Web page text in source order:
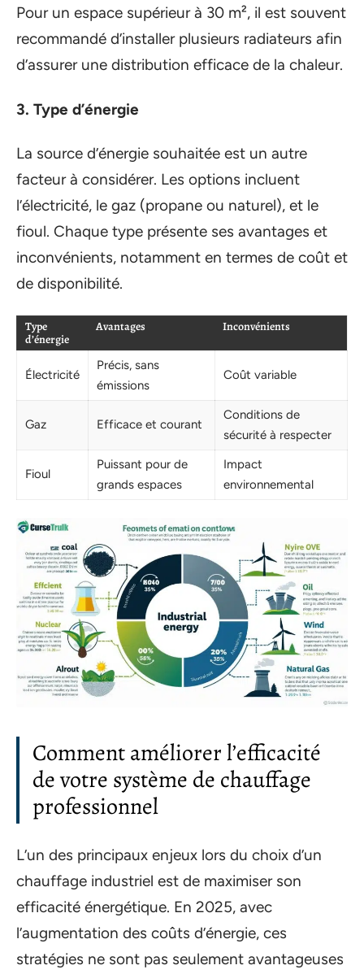
Pour un espace supérieur à 30 m², il est souvent
recommandé d’installer plusieurs radiateurs afin
d’assurer une distribution efficace de la chaleur.
3. Type d’énergie
La source d’énergie souhaitée est un autre
facteur à considérer. Les options incluent
l’électricité, le gaz (propane ou naturel), et le
fioul. Chaque type présente ses avantages et
inconvénients, notamment en termes de coût et
de disponibilité.
Type
d’énergie
Avantages Inconvénients
Électricité
Précis, sans
émissions
Coût variable
Gaz Efficace et courant
Conditions de
sécurité à respecter
Fioul
Puissant pour de
grands espaces
Impact
environnemental
Comment améliorer l’efficacité
de votre système de chauffage
professionnel
L’un des principaux enjeux lors du choix d’un
chauffage industriel est de maximiser son
efficacité énergétique. En 2025, avec
l’augmentation des coûts d’énergie, ces
stratégies ne sont pas seulement avantageuses